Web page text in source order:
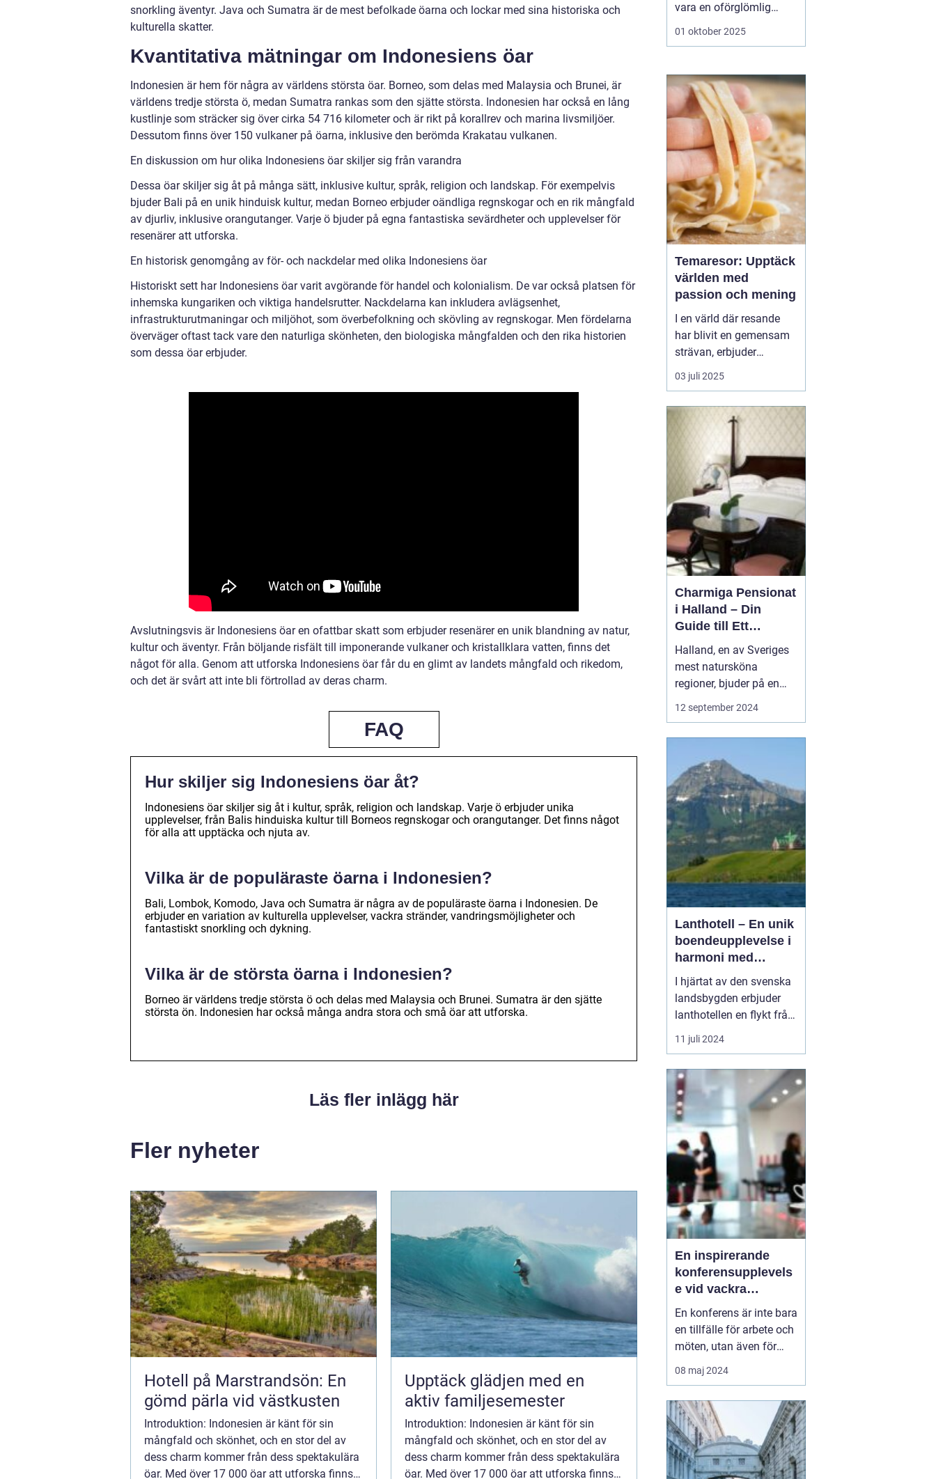
snorkling äventyr. Java och Sumatra är de mest befolkade öarna och lockar med sina historiska och
kulturella skatter.
Kvantitativa mätningar om Indonesiens öar
Indonesien är hem för några av världens största öar. Borneo, som delas med Malaysia och Brunei, är
världens tredje största ö, medan Sumatra rankas som den sjätte största. Indonesien har också en lång
kustlinje som sträcker sig över cirka 54 716 kilometer och är rikt på korallrev och marina livsmiljöer.
Dessutom finns över 150 vulkaner på öarna, inklusive den berömda Krakatau vulkanen.
En diskussion om hur olika Indonesiens öar skiljer sig från varandra
Dessa öar skiljer sig åt på många sätt, inklusive kultur, språk, religion och landskap. För exempelvis
bjuder Bali på en unik hinduisk kultur, medan Borneo erbjuder oändliga regnskogar och en rik mångfald
av djurliv, inklusive orangutanger. Varje ö bjuder på egna fantastiska sevärdheter och upplevelser för
resenärer att utforska.
En historisk genomgång av för- och nackdelar med olika Indonesiens öar
Historiskt sett har Indonesiens öar varit avgörande för handel och kolonialism. De var också platsen för
inhemska kungariken och viktiga handelsrutter. Nackdelarna kan inkludera avlägsenhet,
infrastrukturutmaningar och miljöhot, som överbefolkning och skövling av regnskogar. Men fördelarna
överväger oftast tack vare den naturliga skönheten, den biologiska mångfalden och den rika historien
som dessa öar erbjuder.
Avslutningsvis är Indonesiens öar en ofattbar skatt som erbjuder resenärer en unik blandning av natur,
kultur och äventyr. Från böljande risfält till imponerande vulkaner och kristallklara vatten, finns det
något för alla. Genom att utforska Indonesiens öar får du en glimt av landets mångfald och rikedom,
och det är svårt att inte bli förtrollad av deras charm.
FAQ
Hur skiljer sig Indonesiens öar åt?
Indonesiens öar skiljer sig åt i kultur, språk, religion och landskap. Varje ö erbjuder unika
upplevelser, från Balis hinduiska kultur till Borneos regnskogar och orangutanger. Det finns något
för alla att upptäcka och njuta av.
Vilka är de populäraste öarna i Indonesien?
Bali, Lombok, Komodo, Java och Sumatra är några av de populäraste öarna i Indonesien. De
erbjuder en variation av kulturella upplevelser, vackra stränder, vandringsmöjligheter och
fantastiskt snorkling och dykning.
Vilka är de största öarna i Indonesien?
Borneo är världens tredje största ö och delas med Malaysia och Brunei. Sumatra är den sjätte
största ön. Indonesien har också många andra stora och små öar att utforska.
Läs fler inlägg här
Fler nyheter
Hotell på Marstrandsön: En
gömd pärla vid västkusten
Introduktion: Indonesien är känt för sin
mångfald och skönhet, och en stor del av
dess charm kommer från dess spektakulära
öar. Med över 17 000 öar att utforska finns
Upptäck glädjen med en
aktiv familjesemester
Introduktion: Indonesien är känt för sin
mångfald och skönhet, och en stor del av
dess charm kommer från dess spektakulära
öar. Med över 17 000 öar att utforska finns
vara en oförglömlig
upplevelse för hela
modern teknik o...
01 oktober 2025
Temaresor: Upptäck
världen med
passion och mening
I en värld där resande
har blivit en gemensam
strävan, erbjuder
temaresor en unik
möjlighet att fördjupa
och kulturella
upplevelser. Genom att
välja en resa baserad på
ett tema kan man upp...
03 juli 2025
Charmiga Pensionat
i Halland – Din
Guide till Ett
Bekymmersfritt
Getaway
Halland, en av Sveriges
mest natursköna
regioner, bjuder på en
perfekt kombination av
idyllisk landsbygd,
dessa vyer finns mysiga
pensionat som erbarkar
besökaren en unik inbli...
12 september 2024
Lanthotell – En unik
boendeupplevelse i
harmoni med
naturen
I hjärtat av den svenska
landsbygden erbjuder
lanthotellen en flykt från
vardagens hektik och en
chans att återupptäcka
skönhet.
Smålandstorpet står
som ett skinande
exempel på hur per...
11 juli 2024
En inspirerande
konferensupplevels
e vid vackra
Tylösand
En konferens är inte bara
en tillfälle för arbete och
möten, utan även för
avkoppling,
teambuilding, och nya
västkust, där havets brus
och den mjuka sandens
skönhet lockar, l...
08 maj 2024